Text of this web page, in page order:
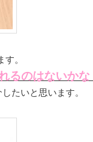
。
るのはないか
たいと思います。